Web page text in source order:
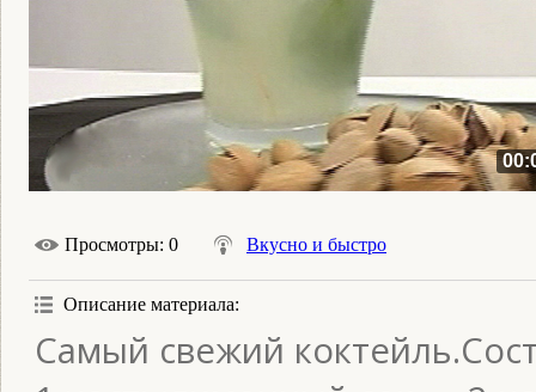
Просмотры: 0 Вкусно и быстро
Описание материала:
Самый свежий